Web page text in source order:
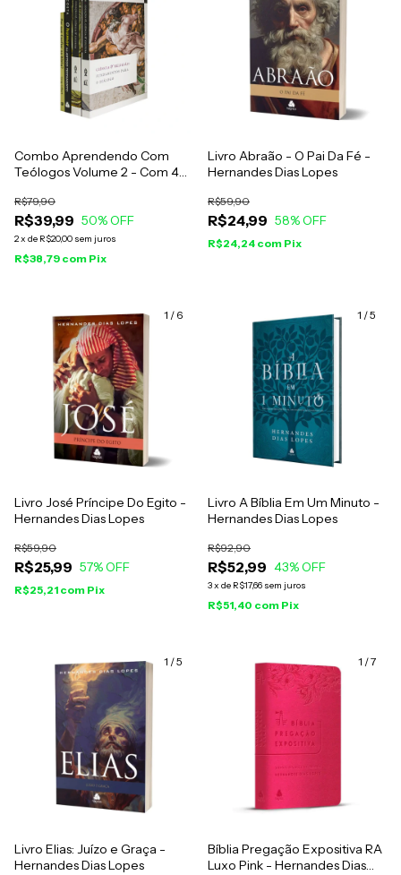
Combo Aprendendo Com
Teólogos Volume 2 - Com 4
R$39,99
R$79,90
50% OFF
2x de R$20,00 sem juros
R$38,79 com Pix
Livro Abraão - O Pai Da Fé -
Hernandes Dias Lopes
R$24,99
R$59,90
58% OFF
R$24,24 com Pix
1 / 6
Livro José Príncipe Do Egito -
Hernandes Dias Lopes
R$25,99
R$59,90
57% OFF
R$25,21 com Pix
1 /5
Livro A Bíblia Em Um Minuto -
Hernandes Dias Lopes
R$52,99
R$92,90
43% OFF
3x de R$17,66 sem juros
R$51,40 com Pix
1 /5
Livro Elias: Juízo e Graça -
Hernandes Dias Lopes
1 /7
Bíblia Pregação Expositiva RA
Luxo Pink - Hernandes Dias